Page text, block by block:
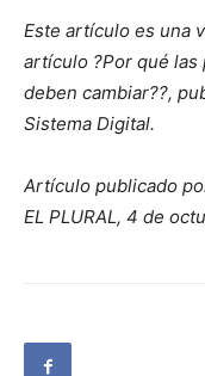
Este artículo es una
artículo ?Por qué
deben cambiar??,
Sistema Digital.
Artículo publicado
EL PLURAL, 4 de